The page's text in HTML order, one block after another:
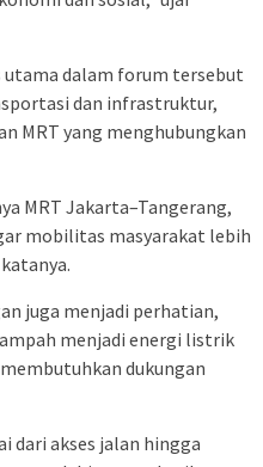
utama dalam forum tersebut
dan infrastruktur,
MRT yang menghubungkan
MRT Jakarta–Tangerang,
mobilitas masyarakat lebih
juga menjadi perhatian,
menjadi energi listrik
dukungan
dari akses jalan hingga